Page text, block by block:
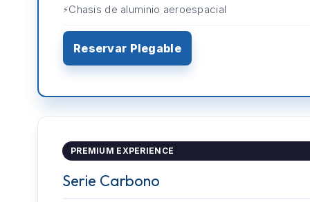
Chasis de aluminio aeroespacial
Reservar Plegable
PREMIUM EXPERIENCE
Serie Carbono